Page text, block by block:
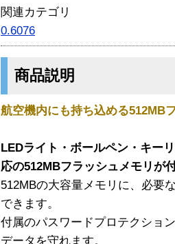
関連カテゴリ
0.6076
商品説明
航空機内にも持ち込める512MB
LEDライト・ボールペン・キー
応の512MBフラッシュメモリが
512MBの大容量メモリに、必要
できます。
付属のパスワードプロテクショ
データを守れます。